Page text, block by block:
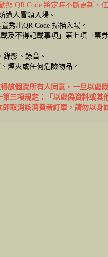
QR Code 將定時不斷更新，
遭人冒領入場。
秀出QR Code 掃描入場。
及不得記載事項」第七項「
影、錄音。
煙火或任何危險物品。
該個資所有人同意，一旦以
三項規定：「以虛偽資料或
取消該消費者訂單，請勿以身